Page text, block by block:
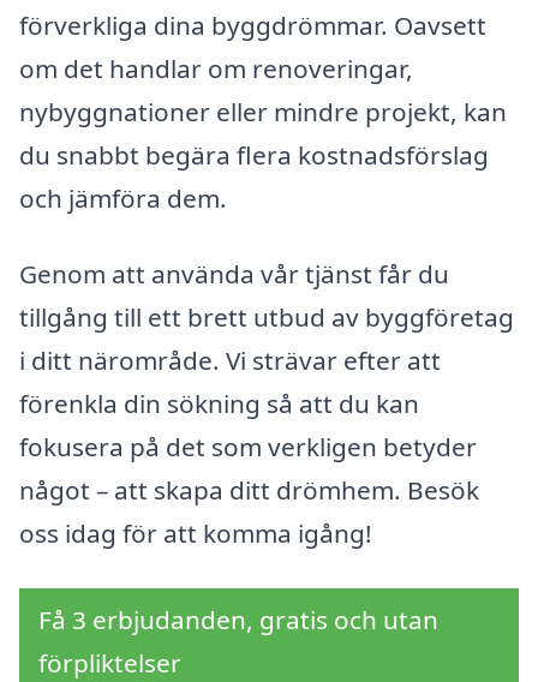
förverkliga dina byggdrömmar. Oavsett
om det handlar om renoveringar,
nybyggnationer eller mindre projekt, kan
du snabbt begära flera kostnadsförslag
och jämföra dem.
Genom att använda vår tjänst får du
tillgång till ett brett utbud av byggföretag
i ditt närområde. Vi strävar efter att
förenkla din sökning så att du kan
fokusera på det som verkligen betyder
något – att skapa ditt drömhem. Besök
oss idag för att komma igång!
Få 3 erbjudanden, gratis och utan
förpliktelser